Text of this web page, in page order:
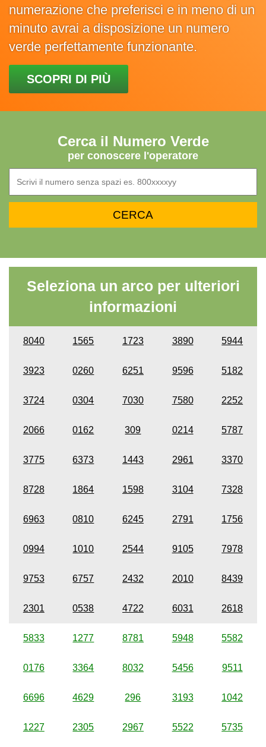
numerazione che preferisci e in meno di un
minuto avrai a disposizione un numero
verde perfettamente funzionante.
SCOPRI DI PIÙ
Cerca il Numero Verde
per conoscere l'operatore
Seleziona un arco per ulteriori
informazioni
8040 1565 1723 3890 5944
3923 0260 6251 9596 5182
3724 0304 7030 7580 2252
2066 0162 309 0214 5787
3775 6373 1443 2961 3370
8728 1864 1598 3104 7328
6963 0810 6245 2791 1756
0994 1010 2544 9105 7978
9753 6757 2432 2010 8439
2301 0538 4722 6031 2618
5833 1277 8781 5948 5582
0176 3364 8032 5456 9511
6696 4629 296 3193 1042
1227 2305 2967 5522 5735